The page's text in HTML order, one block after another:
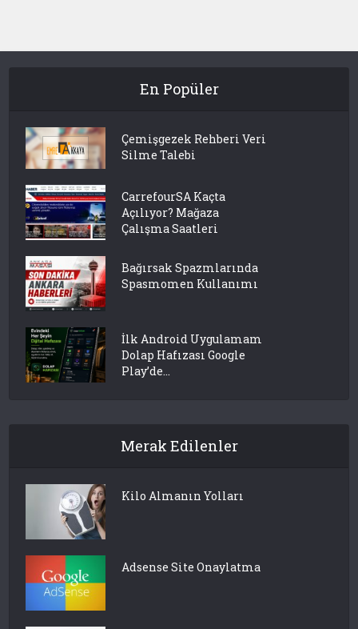
En Popüler
Çemişgezek Rehberi Veri
Silme Talebi
CarrefourSA Kaçta
Açılıyor? Mağaza
Çalışma Saatleri
Bağırsak Spazmlarında
Spasmomen Kullanımı
İlk Android Uygulamam
Dolap Hafızası Google
Play’de...
Merak Edilenler
Kilo Almanın Yolları
Adsense Site Onaylatma